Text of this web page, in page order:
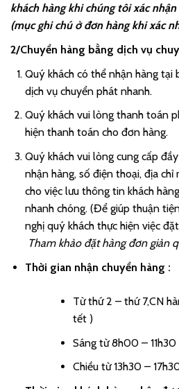
khách hàng khi chúng tôi xác
(mục ghi chú ở đơn hàng khi xác
2/Chuyển hàng bằng dịch vụ
Quý khách có thể nhận hàng tại
dịch vụ chuyển phát nhanh.
Quý khách vui lòng thanh toán
hiện thanh toán cho đơn hàng.
Quý khách vui lòng cung cấp
nhận hàng, số điện thoại, địa chỉ
cho việc lưu thông tin khách
nhanh chóng. (Để giúp thuận
nghị quý khách thực hiện việc
Tham khảo đặt hàng đơn giản
Thời gian nhận chuyển hàng :
Từ thứ 2 – thứ 7,CN
tết )
Sáng từ 8h00 – 11h30
Chiều từ 13h30 –